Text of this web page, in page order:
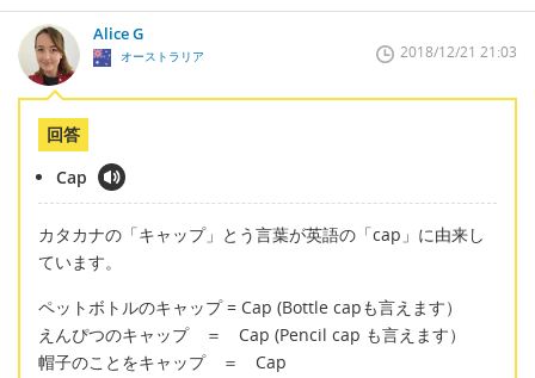
Alice G
オーストラリア 2018/12/21 21:03
回答
Cap
カタカナの「キャップ」とう言葉が英語の「cap」に由来し
ています。
ペットボトルのキャップ = Cap (Bottle capも言えます）
えんぴつのキャップ ＝ Cap (Pencil cap も言えます）
帽子のことをキャップ ＝ Cap